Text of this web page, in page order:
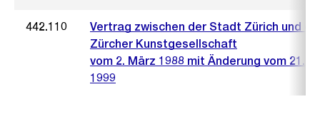
442.110
Vertrag zwischen der Stadt Zürich und
Zürcher Kunstgesellschaft
vom 2. März 1988 mit Änderung vom 21.
1999